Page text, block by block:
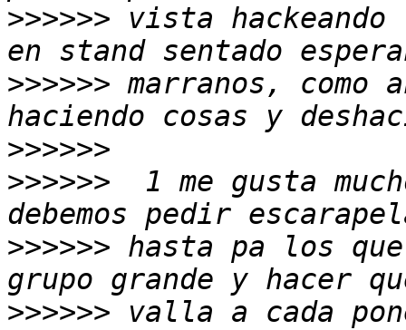
>>>>>> vista
>>>>>> marranos, como
>>>>>>
>>>>>>
1 me gusta
>>>>>> hasta pa los
>>>>>> valla a cada